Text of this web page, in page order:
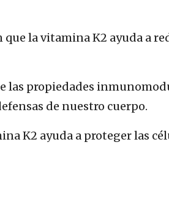
la vitamina K2 ayuda a
las propiedades
de nuestro cuerpo.
K2 ayuda a proteger las